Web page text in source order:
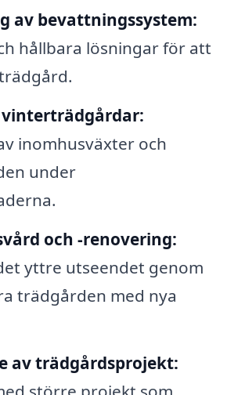
av bevattningssystem:
hållbara lösningar för att
vinterträdgårdar:
inomhusväxter och
under
och -renovering:
yttre utseendet genom
trädgården med nya
av trädgårdsprojekt: